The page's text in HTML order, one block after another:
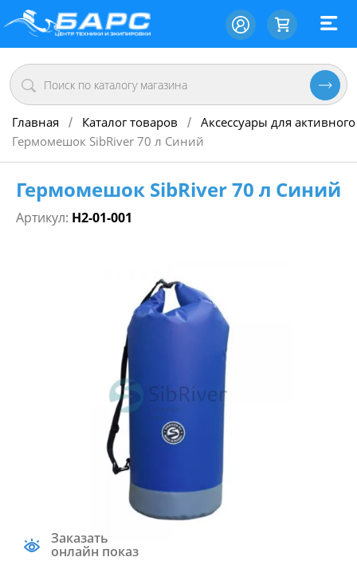
Главная / Каталог товаров / Аксессуары для
Гермомешок SibRiver 70 л Синий
Гермомешок SibRiver 70 л Синий
Артикул: Н2-01-001
Заказать
онлайн показ